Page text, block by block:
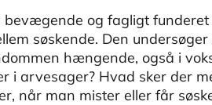
bevægende og fagligt
søskende. Den
hængende, også i
i arvesager? Hvad sker der
når man mister eller får